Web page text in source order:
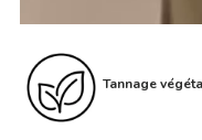
Tannage